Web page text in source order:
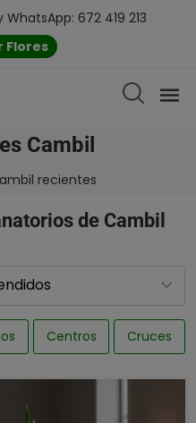
672 419 213
Flores
Cambil
recientes
de Cambil
Centros Cruces